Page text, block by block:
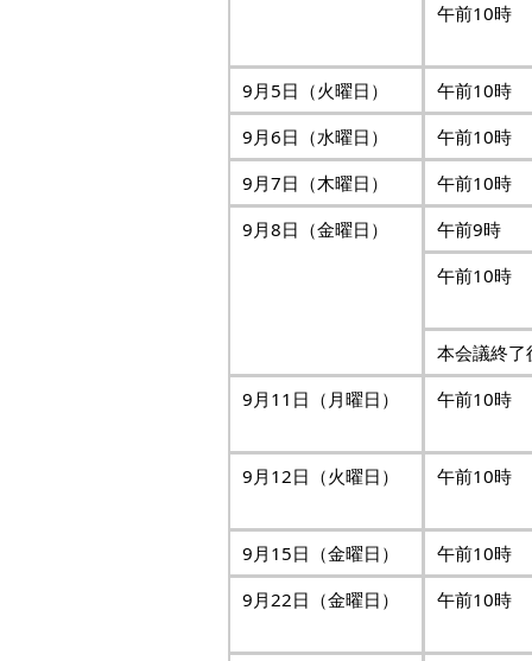
午前10時
9月5日（火曜日）
午前10時
9月6日（水曜日）
午前10時
9月7日（木曜日）
午前10時
9月8日（金曜日）
午前9時
午前10時
本会議終了
9月11日（月曜日）
午前10時
9月12日（火曜日） 午前10時
9月15日（金曜日）
午前10時
9月22日（金曜日）
午前10時